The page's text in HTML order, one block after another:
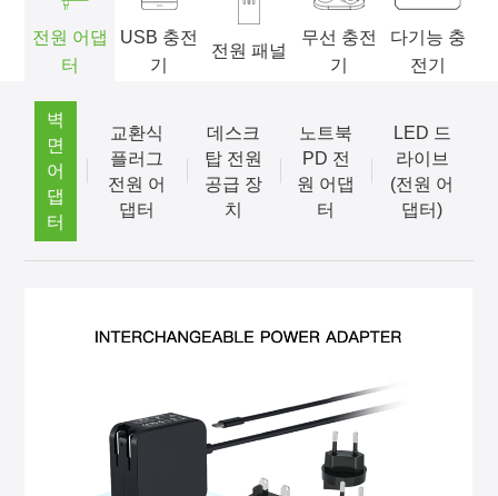
전원 어댑
터
USB 충전
기
전원 패널
무선 충전
기
다기능 충
전기
벽
면
어
댑
터
교환식
플러그
전원 어
댑터
데스크
탑 전원
공급 장
치
노트북
PD 전
원 어댑
터
LED 드
라이브
(전원 어
댑터)